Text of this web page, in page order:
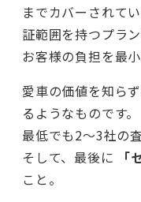
までカバーされて
証範囲を持つプラ
お客様の負担を最
愛車の価値を知ら
るようなものです。
最低でも2〜3社の
そして、最後に
「
こと。